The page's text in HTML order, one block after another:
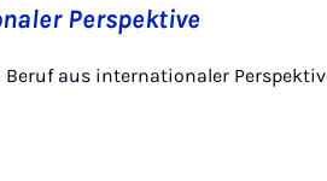
Perspektive
aus internationaler